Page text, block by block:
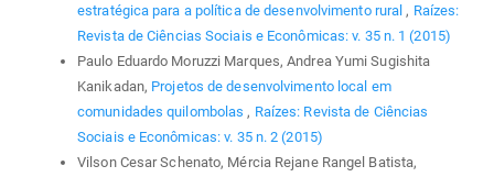
estratégica para a política de desenvolvimento rural , Raízes:
Revista de Ciências Sociais e Econômicas: v. 35 n. 1 (2015)
Paulo Eduardo Moruzzi Marques, Andrea Yumi Sugishita
Kanikadan, Projetos de desenvolvimento local em
comunidades quilombolas , Raízes: Revista de Ciências
Sociais e Econômicas: v. 35 n. 2 (2015)
Vilson Cesar Schenato, Mércia Rejane Rangel Batista,